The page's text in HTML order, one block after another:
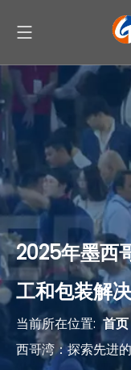
2025年墨西
工和包装解
当前所在位置: 首页
西哥湾：探索先进